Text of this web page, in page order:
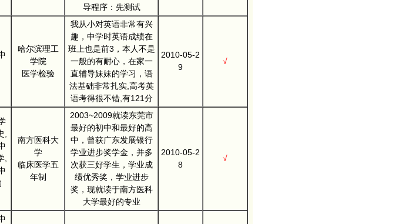
导程序：先测试
哈尔滨理工
学院
医学检验
我从小对英语非常有兴
趣，中学时英语成绩在
班上也是前3，本人不是
一般的有耐心，在家一
直辅导妹妹的学习，语
法基础非常扎实,高考英
语考得很不错,有121分
2010-05-2
9
√
,
,
南方医科大
学
临床医学五
年制
2003~2009就读东莞市
最好的初中和最好的高
中，曾获广东发展银行
学业进步奖学金，并多
次获三好学生，学业成
绩优秀奖，学业进步
奖，现就读于南方医科
大学最好的专业
2010-05-2
8
√